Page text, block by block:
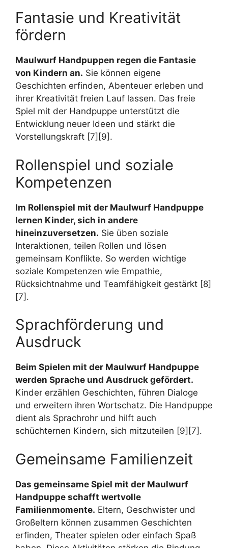
Fantasie und Kreativität
fördern
Maulwurf Handpuppen regen die Fantasie
von Kindern an. Sie können eigene
Geschichten erfinden, Abenteuer erleben und
ihrer Kreativität freien Lauf lassen. Das freie
Spiel mit der Handpuppe unterstützt die
Entwicklung neuer Ideen und stärkt die
Vorstellungskraft [7][9].
Rollenspiel und soziale
Kompetenzen
Im Rollenspiel mit der Maulwurf Handpuppe
lernen Kinder, sich in andere
hineinzuversetzen. Sie üben soziale
Interaktionen, teilen Rollen und lösen
gemeinsam Konflikte. So werden wichtige
soziale Kompetenzen wie Empathie,
Rücksichtnahme und Teamfähigkeit gestärkt [8]
[7].
Sprachförderung und
Ausdruck
Beim Spielen mit der Maulwurf Handpuppe
werden Sprache und Ausdruck gefördert.
Kinder erzählen Geschichten, führen Dialoge
und erweitern ihren Wortschatz. Die Handpuppe
dient als Sprachrohr und hilft auch
schüchternen Kindern, sich mitzuteilen [9][7].
Gemeinsame Familienzeit
Das gemeinsame Spiel mit der Maulwurf
Handpuppe schafft wertvolle
Familienmomente. Eltern, Geschwister und
Großeltern können zusammen Geschichten
erfinden, Theater spielen oder einfach Spaß